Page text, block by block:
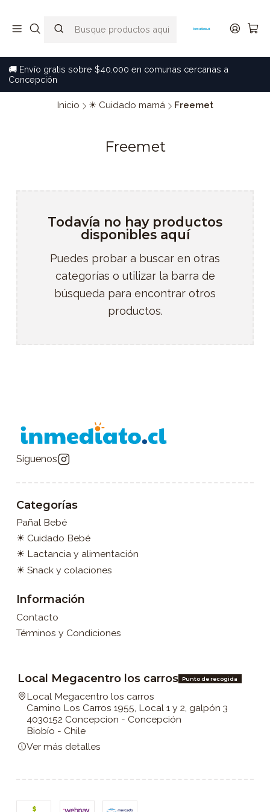
🚚 Envío gratis sobre $40.000 en comunas cercanas a
Concepción
Inicio ☀ Cuidado mamá Freemet
Freemet
Todavía no hay productos
disponibles aquí
Puedes probar a buscar en otras
categorías o utilizar la barra de
búsqueda para encontrar otros
productos.
Síguenos
Categorías
Pañal Bebé
☀ Cuidado Bebé
☀ Lactancia y alimentación
☀ Snack y colaciones
Información
Contacto
Términos y Condiciones
Local Megacentro los carros Punto de recogida
Local Megacentro los carros
Camino Los Carros 1955, Local 1 y 2, galpón 3
4030152 Concepcion - Concepción
Biobío - Chile
Ver más detalles